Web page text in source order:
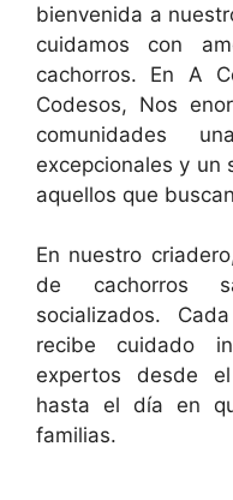
bienvenida a
cuidamos con
cachorros. En A
Codesos, Nos
comunidades
excepcionales y un
aquellos que
En nuestro
de cachorros
socializados.
recibe cuidado
expertos desde
hasta el día en
familias.